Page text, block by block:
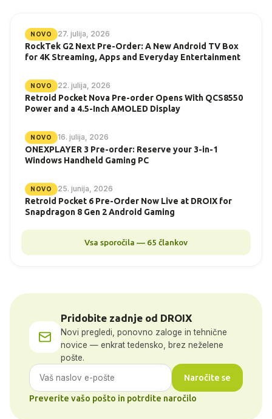
NOVO 27. julija, 2026
RockTek G2 Next Pre-Order: A New Android TV Box
for 4K Streaming, Apps and Everyday Entertainment
NOVO 22. julija, 2026
Retroid Pocket Nova Pre-order Opens With QCS8550
Power and a 4.5-Inch AMOLED Display
NOVO 16. julija, 2026
ONEXPLAYER 3 Pre-order: Reserve your 3-in-1
Windows Handheld Gaming PC
NOVO 25. junija, 2026
Retroid Pocket 6 Pre-Order Now Live at DROIX for
Snapdragon 8 Gen 2 Android Gaming
Vsa sporočila — 65 člankov
Pridobite zadnje od DROIX
Novi pregledi, ponovno zaloge in tehnične
novice — enkrat tedensko, brez neželene
pošte.
Naročite se
Preverite vašo pošto in potrdite naročilo